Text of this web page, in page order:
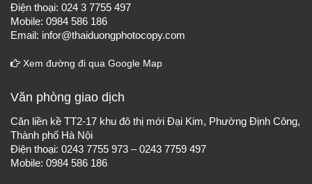
Điện thoại: 024 3 7755 497
Mobile: 0984 586 186
Email: infor@thaiduongphotocopy.com
Xem đường đi qua Google Map
Văn phòng giao dịch
Căn liền kề TT2-17 khu đô thị mới Đại Kim, Phường Định Công,
Thành phố Hà Nội
Điện thoại: 0243 7755 973 – 0243 7759 497
Mobile: 0984 586 186